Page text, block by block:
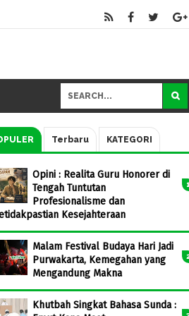
Terbaru KATEGORI
Opini : Realita Guru Honorer di
Tengah Tuntutan
Profesionalisme dan
Kesejahteraan
Malam Festival Budaya Hari Jadi
Purwakarta, Kemegahan yang
Mengandung Makna
Khutbah Singkat Bahasa Sunda :